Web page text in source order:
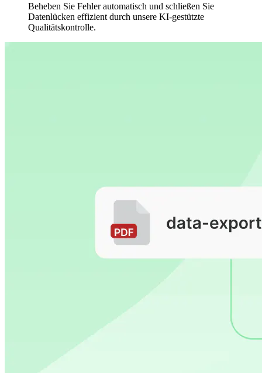
Beheben Sie Fehler automatisch und schließen Sie
Datenlücken effizient durch unsere KI-gestützte
Qualitätskontrolle.